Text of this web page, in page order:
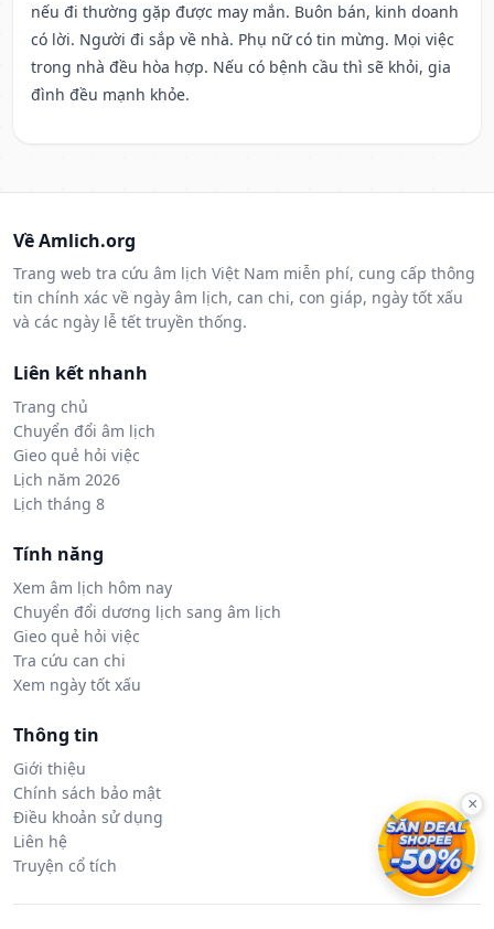
nếu đi thường gặp được may mắn. Buôn bán, kinh doanh
có lời. Người đi sắp về nhà. Phụ nữ có tin mừng. Mọi việc
trong nhà đều hòa hợp. Nếu có bệnh cầu thì sẽ khỏi, gia
đình đều mạnh khỏe.
Về Amlich.org
Trang web tra cứu âm lịch Việt Nam miễn phí, cung cấp thông
tin chính xác về ngày âm lịch, can chi, con giáp, ngày tốt xấu
và các ngày lễ tết truyền thống.
Liên kết nhanh
Trang chủ
Chuyển đổi âm lịch
Gieo quẻ hỏi việc
Lịch năm 2026
Lịch tháng 8
Tính năng
Xem âm lịch hôm nay
Chuyển đổi dương lịch sang âm lịch
Gieo quẻ hỏi việc
Tra cứu can chi
Xem ngày tốt xấu
Thông tin
Giới thiệu
Chính sách bảo mật
Điều khoản sử dụng
Liên hệ
Truyện cổ tích
×